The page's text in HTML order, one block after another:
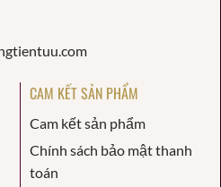
CAM KẾT SẢN PHẨM
Cam kết sản phẩm
Chính sách bảo mật thanh
toán